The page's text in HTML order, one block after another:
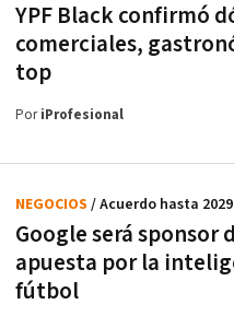
YPF Black confirmó
comerciales,
top
PoriProfesional
Google será sponsor
apuesta por la
fútbol
NEGOCIOS / Acuerdo hasta 2029